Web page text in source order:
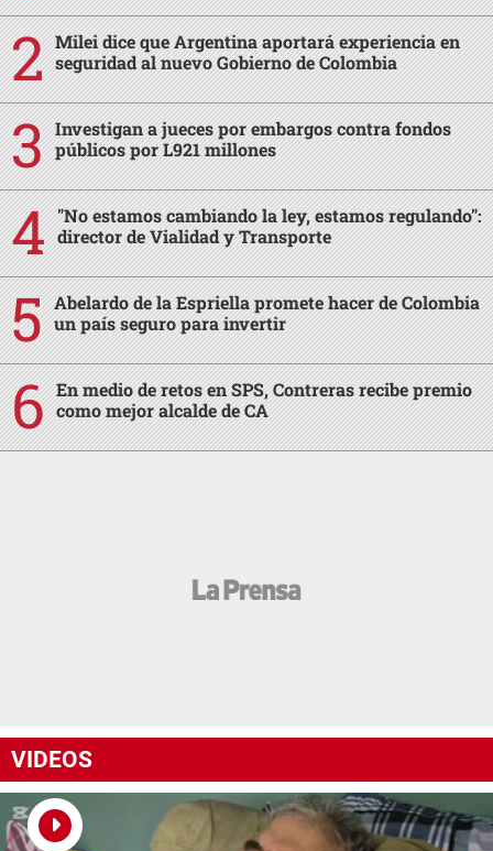
Milei dice que Argentina aportará experiencia en
seguridad al nuevo Gobierno de Colombia
Investigan a jueces por embargos contra fondos
públicos por L921 millones
"No estamos cambiando la ley, estamos regulando":
director de Vialidad y Transporte
Abelardo de la Espriella promete hacer de Colombia
un país seguro para invertir
En medio de retos en SPS, Contreras recibe premio
como mejor alcalde de CA
VIDEOS